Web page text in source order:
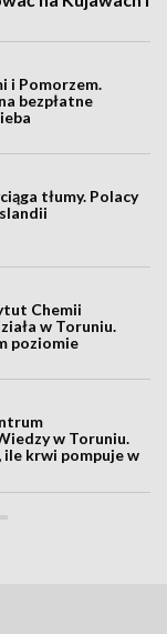
i Pomorzem.
bezpłatne
tłumy. Polacy
Chemii
w Toruniu.
poziomie
w Toruniu.
ile krwi pompuje w